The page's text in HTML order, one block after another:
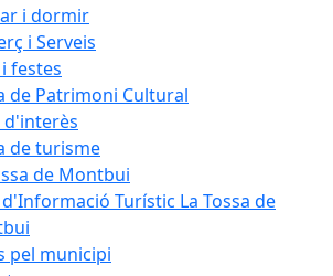
i dormir
i Serveis
festes
de Patrimoni Cultural
d'interès
de turisme
de Montbui
Turístic La Tossa de
pel municipi